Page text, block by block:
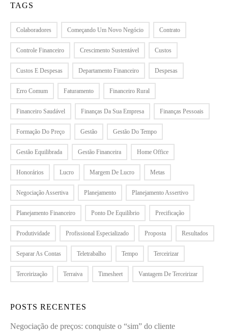
TAGS
Colaboradores Começando Um Novo Negócio Contrato
Controle Financeiro Crescimento Sustentável Custos
Custos E Despesas Departamento Financeiro Despesas
Erro Comum Faturamento Financeiro Rural
Financeiro Saudável Finanças Da Sua Empresa Finanças Pessoais
Formação Do Preço Gestão Gestão Do Tempo
Gestão Equilibrada Gestão Financeira Home Office
Honorários Lucro Margem De Lucro Metas
Negociação Assertiva Planejamento Planejamento Assertivo
Planejamento Financeiro Ponto De Equilíbrio Precificação
Produtividade Profissional Especializado Proposta Resultados
Separar As Contas Teletrabalho Tempo Terceirizar
Terceirização Terraiva Timesheet Vantagem De Terceirizar
POSTS RECENTES
Negociação de preços: conquiste o “sim” do cliente